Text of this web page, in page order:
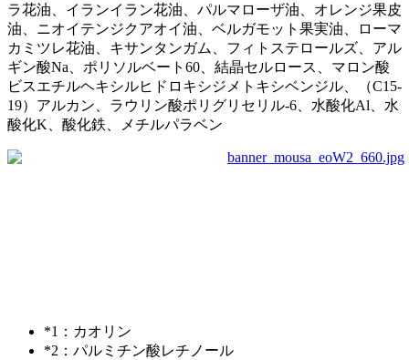
ラ花油、イランイラン花油、パルマローザ油、オレンジ果皮
油、ニオイテンジクアオイ油、ベルガモット果実油、ローマ
カミツレ花油、キサンタンガム、フィトステロールズ、アル
ギン酸Na、ポリソルベート60、結晶セルロース、マロン酸
ビスエチルヘキシルヒドロキシジメトキシベンジル、（C15-
19）アルカン、ラウリン酸ポリグリセリル-6、水酸化Al、水
酸化K、酸化鉄、メチルパラベン
*1：カオリン
*2：パルミチン酸レチノール